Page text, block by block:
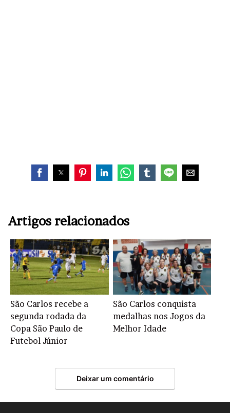
Artigos relacionados
São Carlos recebe a
segunda rodada da
Copa São Paulo de
Futebol Júnior
São Carlos conquista
medalhas nos Jogos da
Melhor Idade
Deixar um comentário